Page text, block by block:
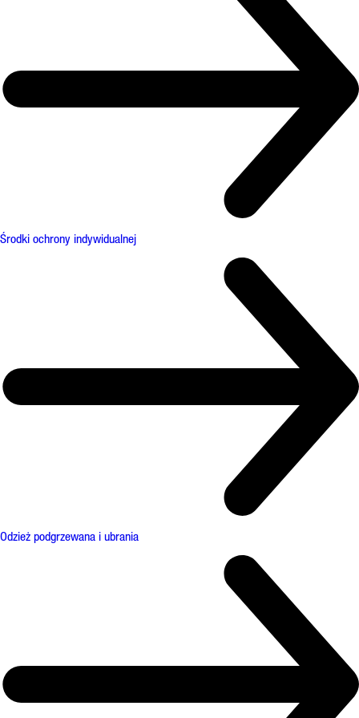
Środki ochrony indywidualnej
Odzież podgrzewana i ubrania